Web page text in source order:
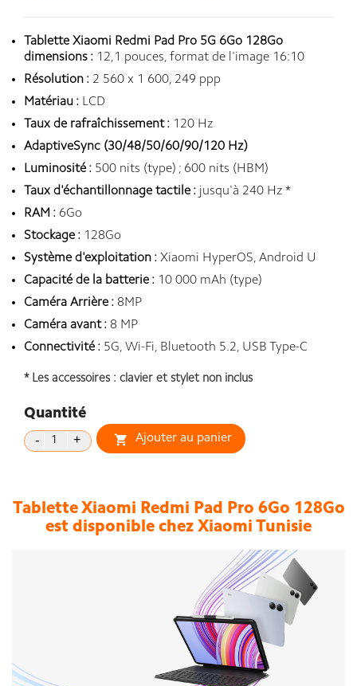
Tablette Xiaomi Redmi Pad Pro 5G 6Go 128Go
dimensions : 12,1 pouces, format de l'image 16:10
Résolution : 2 560 x 1 600, 249 ppp
Matériau : LCD
Taux de rafraîchissement : 120 Hz
AdaptiveSync (30/48/50/60/90/120 Hz)
Luminosité : 500 nits (type) ; 600 nits (HBM)
Taux d'échantillonnage tactile : jusqu'à 240 Hz *
RAM : 6Go
Stockage : 128Go
Système d'exploitation : Xiaomi HyperOS, Android U
Capacité de la batterie : 10 000 mAh (type)
Caméra Arrière : 8MP
Caméra avant : 8 MP
Connectivité : 5G, Wi-Fi, Bluetooth 5.2, USB Type-C
* Les accessoires : clavier et stylet non inclus
Quantité
 Ajouter au panier
Tablette Xiaomi Redmi Pad Pro 6Go 128Go
est disponible chez Xiaomi Tunisie